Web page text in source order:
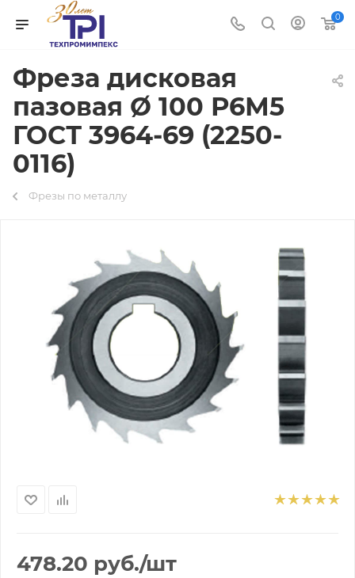
0
Фреза дисковая
пазовая Ø 100 Р6М5
ГОСТ 3964-69 (2250-
0116)
Фрезы по металлу
478.20 руб./шт